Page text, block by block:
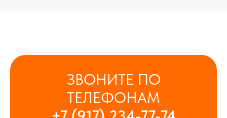
ЗВОНИТЕ ПО
ТЕЛЕФОНАМ